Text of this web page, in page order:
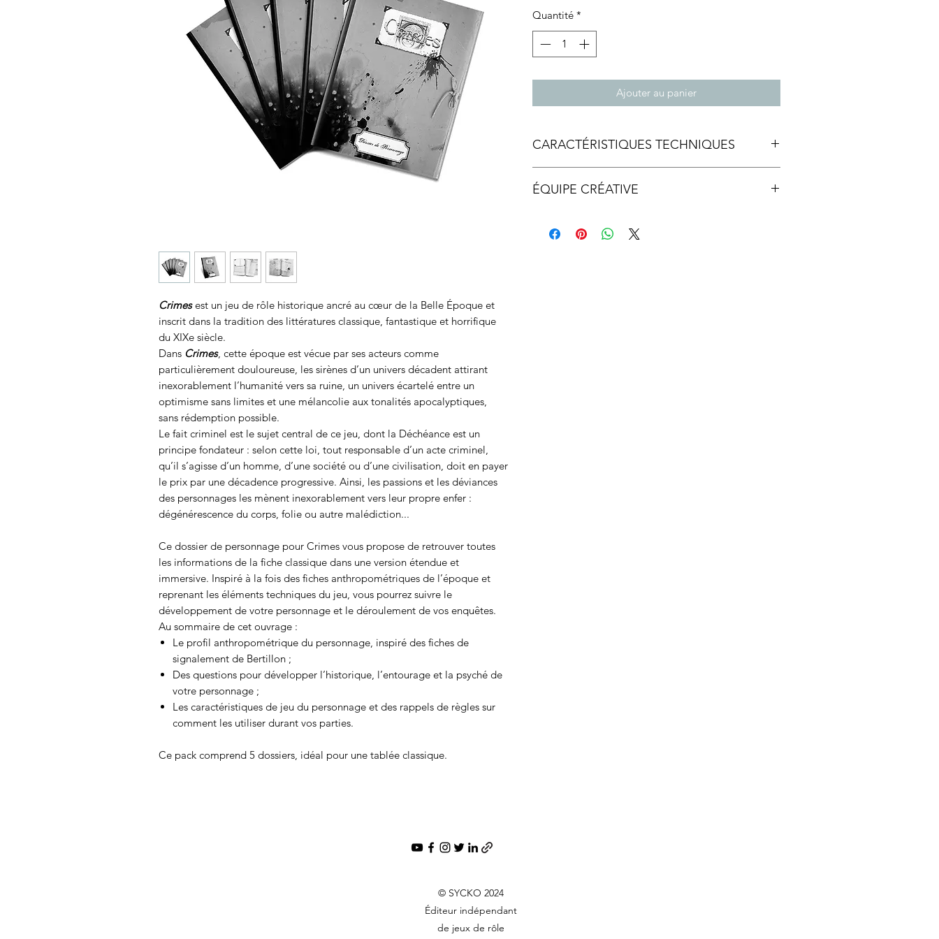
Crimesest un jeu de rôle historique ancré au cœur de la Belle Époque et
inscrit dans la tradition des littératures classique, fantastique et horrifique
du XIXe siècle.
Dans Crimes, cette époque est vécue par ses acteurs comme
particulièrement douloureuse, les sirènes d’un univers décadent attirant
inexorablement l’humanité vers sa ruine, un univers écartelé entre un
optimisme sans limites et une mélancolie aux tonalités apocalyptiques,
sans rédemption possible.
Le fait criminel est le sujet central de ce jeu, dont la Déchéance est un
principe fondateur : selon cette loi, tout responsable d’un acte criminel,
qu’il s’agisse d’un homme, d’une société ou d’une civilisation, doit en payer
le prix par une décadence progressive. Ainsi, les passions et les déviances
des personnages les mènent inexorablement vers leur propre enfer :
dégénérescence du corps, folie ou autre malédiction...
Ce dossier de personnage pour Crimes vous propose de retrouver toutes
les informations de la fiche classique dans une version étendue et
immersive. Inspiré à la fois des fiches anthropométriques de l’époque et
reprenant les éléments techniques du jeu, vous pourrez suivre le
développement de votre personnage et le déroulement de vos enquêtes.
Au sommaire de cet ouvrage :
Le profil anthropométrique du personnage, inspiré des fiches de
signalement de Bertillon ;
Des questions pour développer l’historique, l’entourage et la psyché de
votre personnage ;
Les caractéristiques de jeu du personnage et des rappels de règles sur
comment les utiliser durant vos parties.
Ce pack comprend 5 dossiers, idéal pour une tablée classique.
Quantité *
Ajouter au panier
CARACTÉRISTIQUES TECHNIQUES
Format :210 x 275 mm
ÉQUIPE CRÉATIVE
© SYCKO 2024
Éditeur indépendant
de jeux de rôle